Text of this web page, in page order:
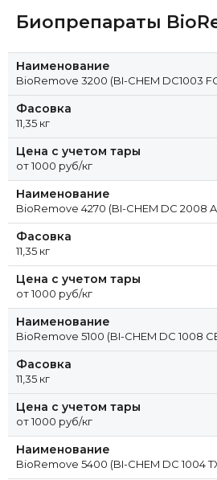
Биопрепараты
Наименование
BioRemove 3200 (BI-CHEM DC1003
Фасовка
11,35 кг
Цена с учетом тары
от 1000 руб/кг
Наименование
BioRemove 4270 (BI-CHEM DC 2008
Фасовка
11,35 кг
Цена с учетом тары
от 1000 руб/кг
Наименование
BioRemove 5100 (BI-CHEM DC 1008
Фасовка
11,35 кг
Цена с учетом тары
от 1000 руб/кг
Наименование
BioRemove 5400 (BI-CHEM DC 1004